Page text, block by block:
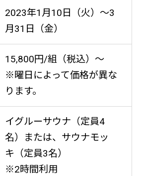
2023年1月10日（火）〜3
月31日（金）
15,800円/組（税込）〜
※曜日によって価格が異な
ります。
イグルーサウナ（定員4
名）または、サウナモッ
キ（定員3名）
※2時間利用